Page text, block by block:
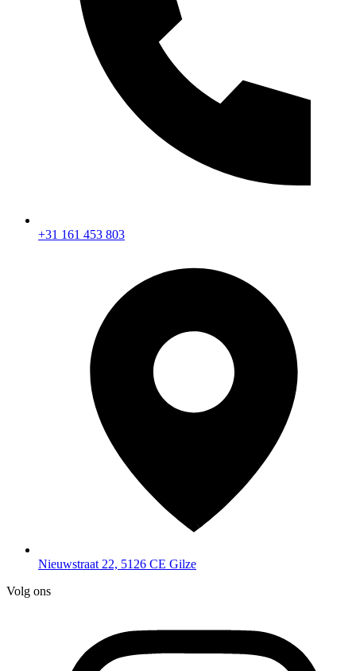
+31 161 453 803
Nieuwstraat 22, 5126 CE Gilze
Volg ons